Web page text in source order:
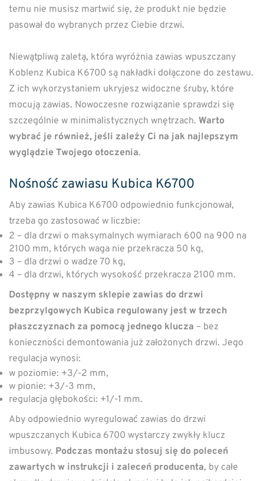
temu nie musisz martwić się, że produkt nie będzie
pasował do wybranych przez Ciebie drzwi.
Niewątpliwą zaletą, która wyróżnia zawias wpuszczany
Koblenz Kubica K6700 są nakładki dołączone do zestawu.
Z ich wykorzystaniem ukryjesz widoczne śruby, które
mocują zawias. Nowoczesne rozwiązanie sprawdzi się
szczególnie w minimalistycznych wnętrzach. Warto
wybrać je również, jeśli zależy Ci na jak najlepszym
wyglądzie Twojego otoczenia.
Nośność zawiasu Kubica K6700
Aby zawias Kubica K6700 odpowiednio funkcjonował,
trzeba go zastosować w liczbie:
2 – dla drzwi o maksymalnych wymiarach 600 na 900 na
2100 mm, których waga nie przekracza 50 kg,
3 – dla drzwi o wadze 70 kg,
4 – dla drzwi, których wysokość przekracza 2100 mm.
Dostępny w naszym sklepie zawias do drzwi
bezprzylgowych Kubica regulowany jest w trzech
płaszczyznach za pomocą jednego klucza – bez
konieczności demontowania już założonych drzwi. Jego
regulacja wynosi:
w poziomie: +3/-2 mm,
w pionie: +3/-3 mm,
regulacja głębokości: +1/-1 mm.
Aby odpowiednio wyregulować zawias do drzwi
wpuszczanych Kubica 6700 wystarczy zwykły klucz
imbusowy. Podczas montażu stosuj się do poleceń
zawartych w instrukcji i zaleceń producenta, by całe